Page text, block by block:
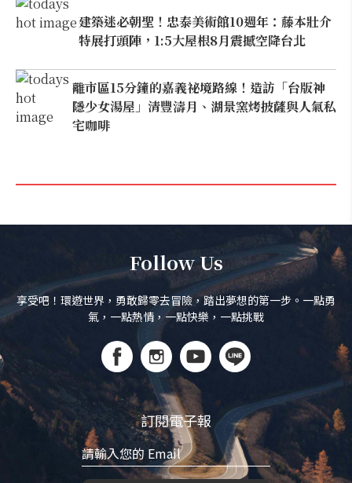
建築迷必朝聖！忠泰美術館10週年：藤本壯介
特展打頭陣，1:5大屋根8月震撼空降台北
離市區15分鐘的嘉義祕境路線！造訪「台版神
隱少女湯屋」清豐濤月、湖景窯烤披薩與人氣私
宅咖啡
Follow Us
享受吧！環遊世界，勇敢歸零去冒險，踏出夢想的第一步。一點勇
氣，一點熱情，一點快樂，一點挑戰
訂閱電子報